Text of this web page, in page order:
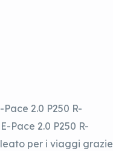
2.0 P250 R-
Pace 2.0 P250 R-
per i viaggi grazie